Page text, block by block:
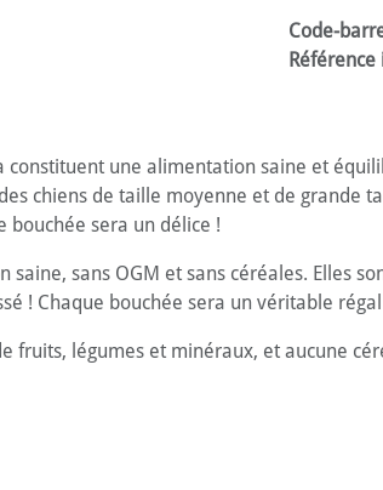
Code-
constituent une alimentation saine et
chiens de taille moyenne et de grande
bouchée sera un délice !
sans OGM et sans céréales. Elles
! Chaque bouchée sera un véritable
fruits, légumes et minéraux, et aucune